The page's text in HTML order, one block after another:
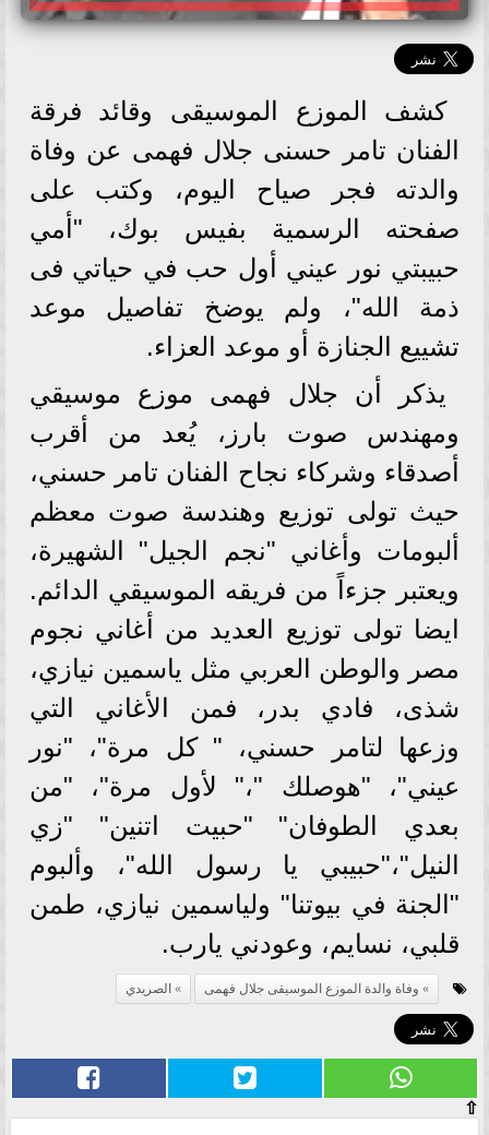
كشف الموزع الموسيقى وقائد فرقة
الفنان تامر حسنى جلال فهمى عن وفاة
والدته فجر صياح اليوم، وكتب على
صفحته الرسمية بفيس بوك، "أمي
حبيبتي نور عيني أول حب في حياتي فى
ذمة الله"، ولم يوضخ تفاصيل موعد
تشييع الجنازة أو موعد العزاء.
يذكر أن جلال فهمى موزع موسيقي
ومهندس صوت بارز، يُعد من أقرب
أصدقاء وشركاء نجاح الفنان تامر حسني،
حيث تولى توزيع وهندسة صوت معظم
ألبومات وأغاني "نجم الجيل" الشهيرة،
ويعتبر جزءاً من فريقه الموسيقي الدائم.
ايضا تولى توزيع العديد من أغاني نجوم
مصر والوطن العربي مثل ياسمين نيازي،
شذى، فادي بدر، فمن الأغاني التي
وزعها لتامر حسني، " كل مرة"، "نور
عيني"، "هوصلك "،" لأول مرة"، "من
بعدي الطوفان" "حبيت اتنين" "زي
النيل"،"حبيبي يا رسول الله"، وألبوم
"الجنة في بيوتنا" ولياسمين نيازي، طمن
قلبي، نسايم، وعودني يارب.
وفاة والدة الموزع الموسيقى جلال فهمى الصريدي
⇧